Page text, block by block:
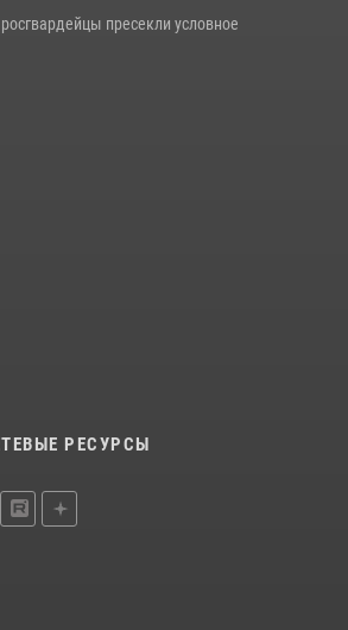
пресекли условное
РЕСУРСЫ